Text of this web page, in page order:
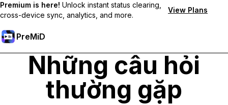
Premium is here! Unlock instant status clearing,
cross-device sync, analytics, and more.
View Plans
PreMiD
Những câu hỏi
thường gặp